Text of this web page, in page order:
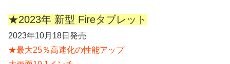
★2023年 新型 Fireタブレット
2023年10月18日発売
★最大25％高速化の性能アップ